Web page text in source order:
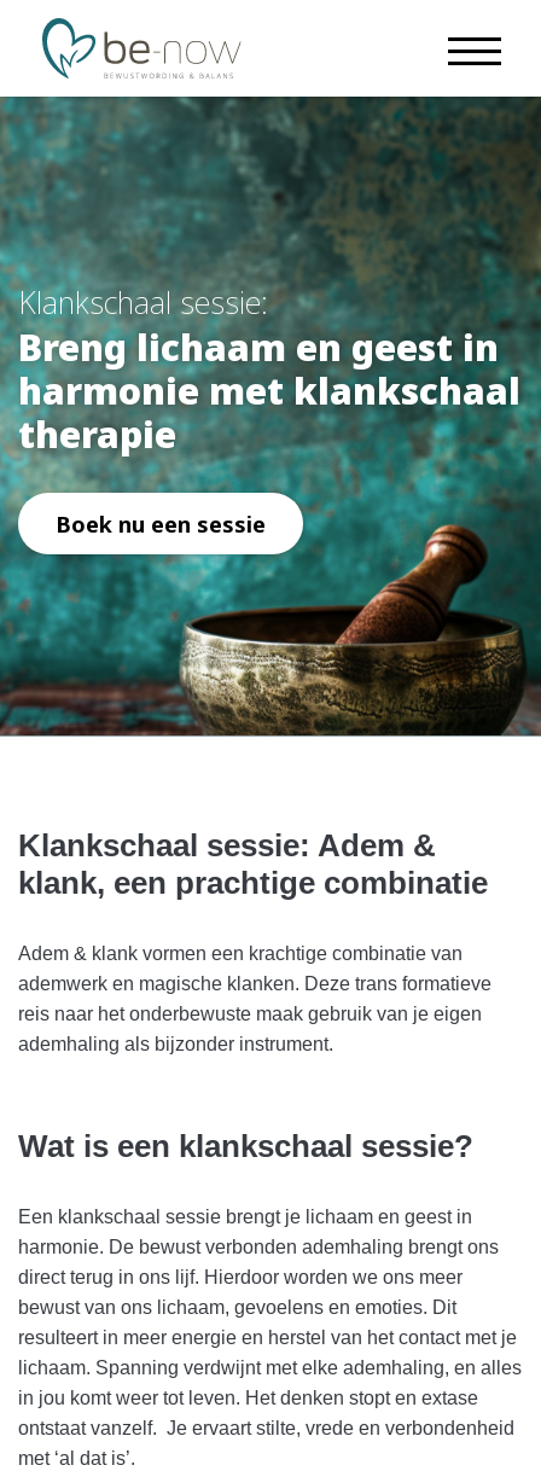
Klankschaal sessie:
Breng lichaam en geest in
harmonie met klankschaal
therapie
Boek nu een sessie
Klankschaal sessie: Adem &
klank, een prachtige combinatie
Adem & klank vormen een krachtige combinatie van
ademwerk en magische klanken. Deze trans formatieve
reis naar het onderbewuste maak gebruik van je eigen
ademhaling als bijzonder instrument.
Wat is een klankschaal sessie?
Een klankschaal sessie brengt je lichaam en geest in
harmonie. De bewust verbonden ademhaling brengt ons
direct terug in ons lijf. Hierdoor worden we ons meer
bewust van ons lichaam, gevoelens en emoties. Dit
resulteert in meer energie en herstel van het contact met je
lichaam. Spanning verdwijnt met elke ademhaling, en alles
in jou komt weer tot leven. Het denken stopt en extase
ontstaat vanzelf. Je ervaart stilte, vrede en verbondenheid
met ‘al dat is’.